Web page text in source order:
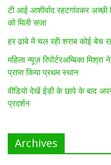
टी आई आशीर्वाद रहटगांवकर अच्छी
को मिली सजा
हर ढाबे में चल रही शराब कोई बेच
महिला न्यूज़ रिपोर्टरअम्बिका
प्राप्त किया प्रथम स्थान
वीडियो देखें ईडी के छापे के बाद
प्रदर्शन
Archives